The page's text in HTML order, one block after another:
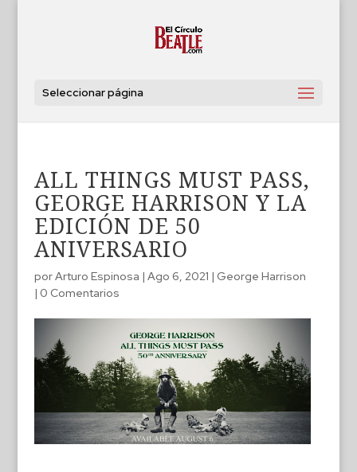
Seleccionar página
ALL THINGS MUST PASS,
GEORGE HARRISON Y LA
EDICIÓN DE 50
ANIVERSARIO
porArturo Espinosa | Ago 6, 2021 | George Harrison
| 0 Comentarios